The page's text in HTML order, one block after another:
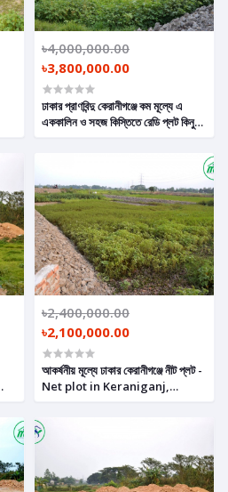
৳4,000,000.00
৳3,800,000.00
ঢাকার প্রাণবিন্দু কেরানীগঞ্জে কম মূল্যে এ
এককালিন ও সহজ কিস্তিতে রেডি প্লট কিনুন -
৳2,400,000.00
৳2,100,000.00
আকর্ষনীয় মূল্যে ঢাকার কেরানীগঞ্জে নীট প্লট -
Net plot in Keraniganj,